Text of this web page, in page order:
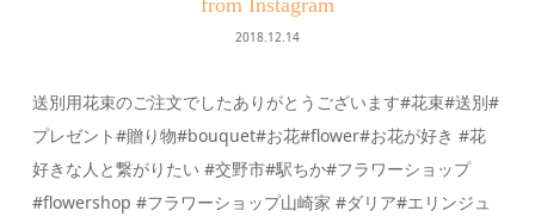
from Instagram
2018.12.14
送別用花束のご注文でしたありがとうございます#花束#送別#
プレゼント#贈り物#bouquet#お花#flower#お花が好き #花
好きな人と繋がりたい #交野市#駅ちか#フラワーショップ
#flowershop #フラワーショップ山崎家 #ダリア#エリンジュ